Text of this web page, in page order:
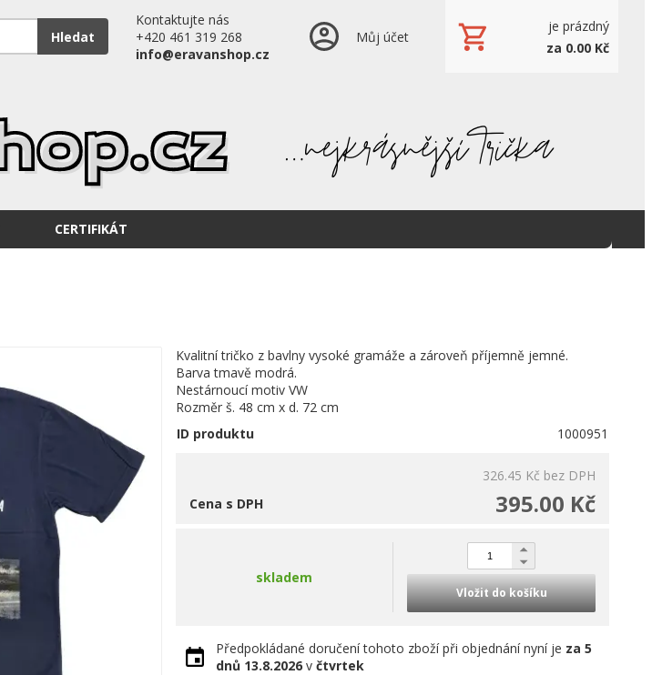
Hledat
Kontaktujte nás
+420 461 319 268
info@eravanshop.cz
Můj účet
je prázdný
za 0.00 Kč
CERTIFIKÁT
Kvalitní tričko z bavlny vysoké gramáže a zároveň příjemně jemné.
Barva tmavě modrá.
Nestárnoucí motiv VW
Rozměr š. 48 cm x d. 72 cm
ID produktu
1000951
326.45 Kč bez DPH
395.00 Kč
Cena s DPH
skladem
Vložit do košíku
Předpokládané doručení tohoto zboží při objednání nyní je za 5
dnů 13.8.2026 včtvrtek